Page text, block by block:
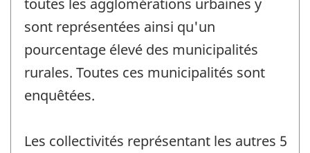
sont représentées ainsi qu'un
pourcentage élevé des municipalités
rurales. Toutes ces municipalités sont
enquêtées.
Les collectivités représentant les autres 5